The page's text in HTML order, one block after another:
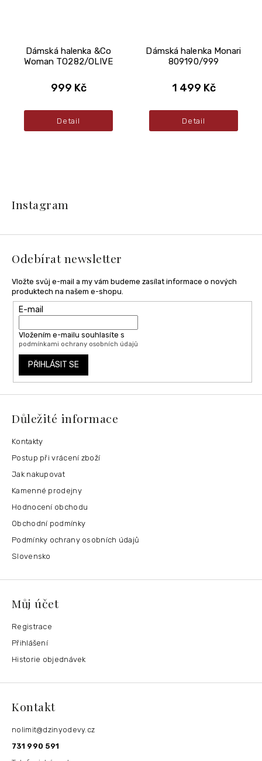
Dámská halenka &Co
Woman TO282/OLIVE
999 Kč
Detail
Dámská halenka Monari
809190/999
1 499 Kč
Detail
t
Instagram
Odebírat newsletter
Vložte svůj e-mail a my vám budeme zasílat informace o nových
produktech na našem e-shopu.
E-mail
Vložením e-mailu souhlasíte s
podmínkami ochrany osobních údajů
PŘIHLÁSIT SE
Důležité informace
Kontakty
Postup při vrácení zboží
Jak nakupovat
Kamenné prodejny
Hodnocení obchodu
Obchodní podmínky
Podmínky ochrany osobních údajů
Slovensko
Můj účet
Registrace
Přihlášení
Historie objednávek
Kontakt
nolimit@dzinyodevy.cz
731 990 591